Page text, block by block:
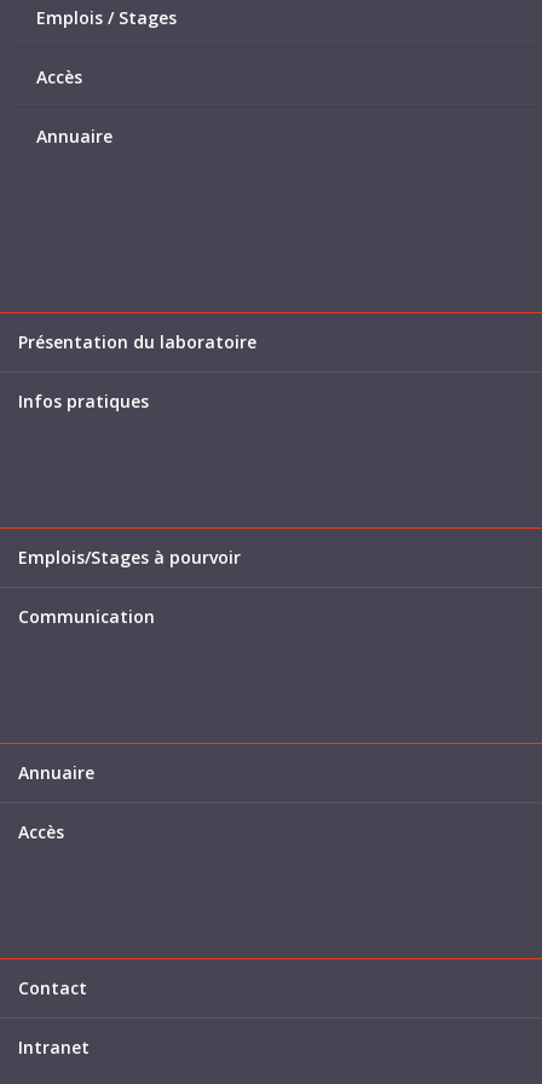
Emplois / Stages
Accès
Annuaire
Présentation du laboratoire
Infos pratiques
Emplois/Stages à pourvoir
Communication
Annuaire
Accès
Contact
Intranet